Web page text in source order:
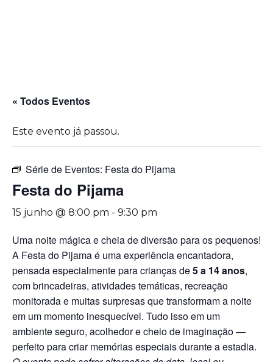
« Todos Eventos
Este evento já passou.
Série de Eventos: Festa do Pijama
Festa do Pijama
15 junho @ 8:00 pm - 9:30 pm
Uma noite mágica e cheia de diversão para os pequenos!
A Festa do Pijama é uma experiência encantadora,
pensada especialmente para crianças de5 a 14 anos,
com brincadeiras, atividades temáticas, recreação
monitorada e muitas surpresas que transformam a noite
em um momento inesquecível. Tudo isso em um
ambiente seguro, acolhedor e cheio de imaginação —
perfeito para criar memórias especiais durante a estadia.